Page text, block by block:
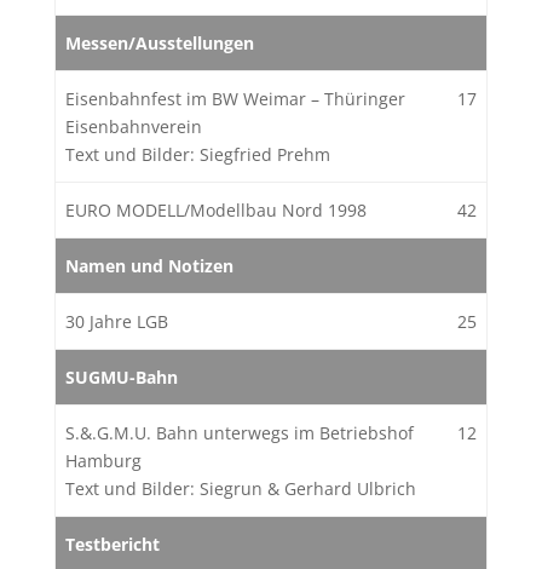
Messen/Ausstellungen
Eisenbahnfest im BW Weimar – Thüringer
Eisenbahnverein
Text und Bilder: Siegfried Prehm
17
EURO MODELL/Modellbau Nord 1998 42
Namen und Notizen
30 Jahre LGB 25
SUGMU-Bahn
S.&.G.M.U. Bahn unterwegs im Betriebshof
Hamburg
Text und Bilder: Siegrun & Gerhard Ulbrich
12
Testbericht